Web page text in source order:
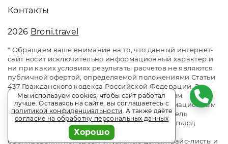
Контакты
2026 Broni.travel
* Обращаем ваше внимание на то, что данный интернет-
сайт носит исключительно информационный характер и
ни при каких условиях результаты расчетов не являются
публичной офертой, определяемой положениями Статьи
437 Гражданского кодекса Российской Федерации. За
окончательным расчетом обращайтесь к нашим
менеджерам. Данный ресурс является информационным
сайтом сервиса бронирования Broni.travel. Отель
Courtyard Marriott Sochi Krasnaya Polyana / Кортъярд
Марриотт Сочи Красная Поляна. Сайт онлайн
бронирования номеров. Актуальные цены, прайс-листы и
Мы используем cookies, чтобы сайт работал
лучше. Оставаясь на сайте, вы соглашаетесь с
политикой конфиденциальности. А также даёте
согласие на обработку персональных данных
Хорошо